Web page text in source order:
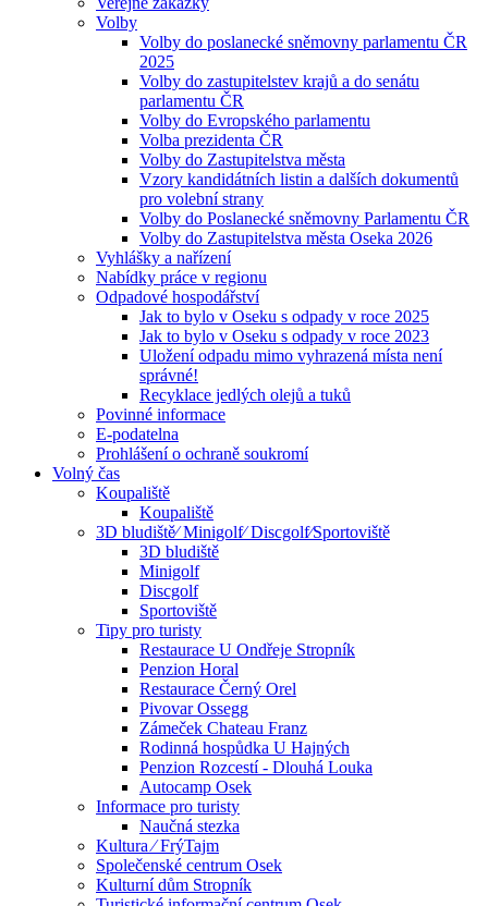
Volby
Volby do poslanecké sněmovny parlamentu ČR
2025
Volby do zastupitelstev krajů a do senátu
parlamentu ČR
Volby do Evropského parlamentu
Volba prezidenta ČR
Volby do Zastupitelstva města
Vzory kandidátních listin a dalších dokumentů
pro volební strany
Volby do Poslanecké sněmovny Parlamentu ČR
Volby do Zastupitelstva města Oseka 2026
Vyhlášky a nařízení
Nabídky práce v regionu
Odpadové hospodářství
Jak to bylo v Oseku s odpady v roce 2025
Jak to bylo v Oseku s odpady v roce 2023
Uložení odpadu mimo vyhrazená místa není
správné!
Recyklace jedlých olejů a tuků
Povinné informace
E-podatelna
Prohlášení o ochraně soukromí
Volný čas
Koupaliště
Koupaliště
3D bludiště⁄ Minigolf⁄ Discgolf⁄Sportoviště
3D bludiště
Minigolf
Discgolf
Sportoviště
Tipy pro turisty
Restaurace U Ondřeje Stropník
Penzion Horal
Restaurace Černý Orel
Pivovar Ossegg
Zámeček Chateau Franz
Rodinná hospůdka U Hajných
Penzion Rozcestí - Dlouhá Louka
Autocamp Osek
Informace pro turisty
Naučná stezka
Kultura ⁄ FrýTajm
Společenské centrum Osek
Kulturní dům Stropník